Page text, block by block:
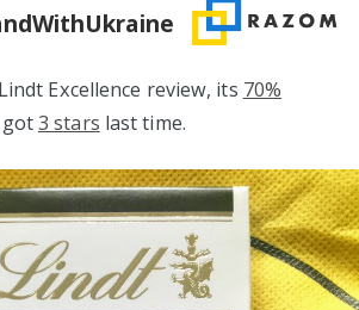
Lindt Excellence review, its 70%
got3 stars last time.